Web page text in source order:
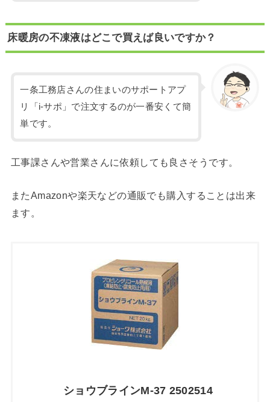
床暖房の不凍液はどこで買えば良いですか？
一条工務店さんの住まいのサポートアプ
リ「i-サポ」で注文するのが一番安くて簡
単です。
工事課さんや営業さんに依頼しても良さそうです。
またAmazonや楽天などの通販でも購入することは出来
ます。
ショウブラインM-37 2502514